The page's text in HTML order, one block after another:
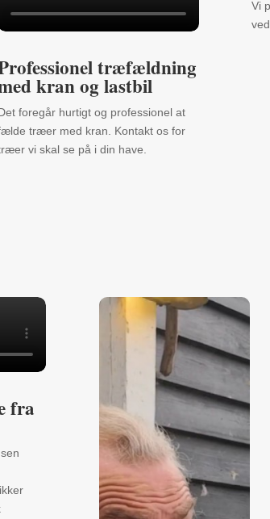
træfældning
kran og lastbil
foregår hurtigt og professionel at
træer med kran. Kontakt os for
vi skal se på i din have.
Vi
fra